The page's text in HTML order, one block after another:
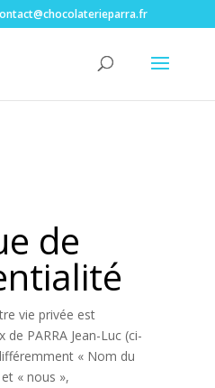
de
vie privée est
PARRA Jean-Luc (ci-
« Nom du
« nous »,